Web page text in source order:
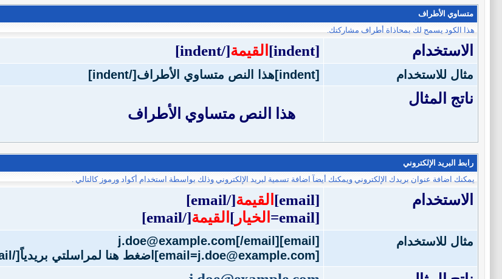
متساوي الأطراف
هذا الكود يسمح لك بمحاذاة أطراف مشاركتك.
الاستخدام [indent] القيمة[/indent]
مثال للاستخدام [indent]هذا النص متساوي الأطراف[/indent]
ناتج المثال
هذا النص متساوي الأطراف
رابط البريد الإلكتروني
يمكنك اضافة عنوان بريدك الإلكتروني ويمكنك أيضآ اضافة تسمية لبريد الإلكتروني وذلك بواسطة استخدام أكواد ورموز كالتالي .
الاستخدام [email] القيمة[/email]
[email=
الخيار ] القيمة[/email]
مثال للاستخدام
[email]j.doe@example.com[/email]
[email=j.doe@example.com]اضغط هنا لمراسلتي بريدياً[/email]